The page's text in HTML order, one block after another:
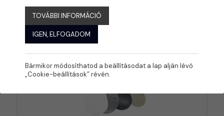
KATEGÓRIÁK
TOVÁBBI INFORMÁCIÓ
IGEN, ELFOGADOM
Bármikor módosíthatod a beállításodat a lap alján lévő
„Cookie-beállítások” révén.